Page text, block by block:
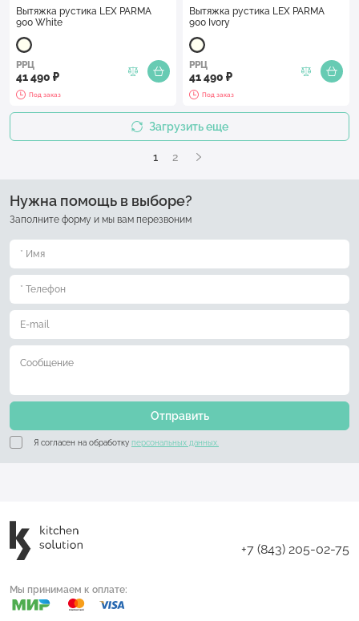
Вытяжка рустика LEX PARMA
900 White
РРЦ
41 490 ₽
Под заказ
Вытяжка рустика LEX PARMA
900 Ivory
РРЦ
41 490 ₽
Под заказ
Загрузить еще
1 2
Нужна помощь в выборе?
Заполните форму и мы вам перезвоним
Отправить
Я согласен на обработку персональных данных.
+7 (843) 205-02-75
Мы принимаем к оплате: